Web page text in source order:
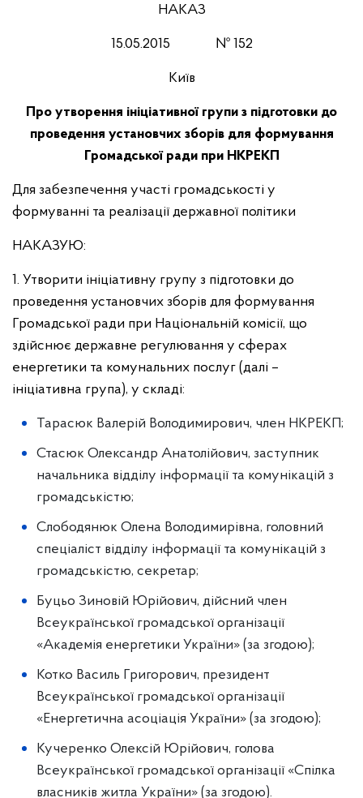
НАКАЗ
15.05.2015 № 152
Київ
Про утворення ініціативної групи з підготовки до
проведення установчих зборів для формування
Громадської ради при НКРЕКП
Для забезпечення участі громадськості у
формуванні та реалізації державної політики
НАКАЗУЮ:
1. Утворити ініціативну групу з підготовки до
проведення установчих зборів для формування
Громадської ради при Національній комісії, що
здійснює державне регулювання у сферах
енергетики та комунальних послуг (далі –
ініціативна група), у складі:
Тарасюк Валерій Володимирович, член НКРЕКП;
Стасюк Олександр Анатолійович, заступник
начальника відділу інформації та комунікацій з
громадськістю;
Слободянюк Олена Володимирівна, головний
спеціаліст відділу інформації та комунікацій з
громадськістю, секретар;
Буцьо Зиновій Юрійович, дійсний член
Всеукраїнської громадської організації
«Академія енергетики України» (за згодою);
Котко Василь Григорович, президент
Всеукраїнської громадської організації
«Енергетична асоціація України» (за згодою);
Кучеренко Олексій Юрійович, голова
Всеукраїнської громадської організації «Спілка
власників житла України» (за згодою).